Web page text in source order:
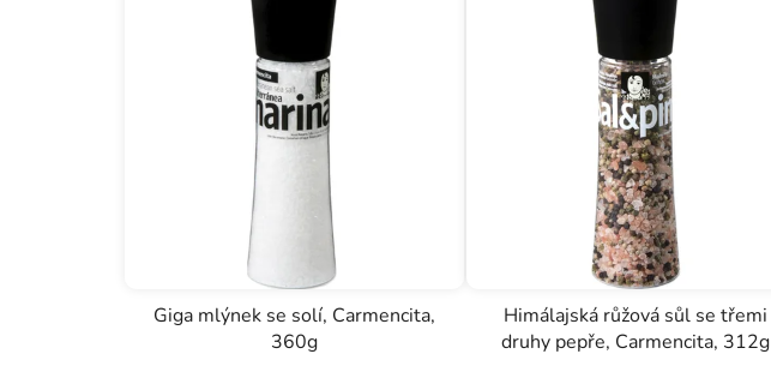
Giga mlýnek se solí, Carmencita,
360g
Himálajská růžová sůl se třemi
druhy pepře, Carmencita, 312g